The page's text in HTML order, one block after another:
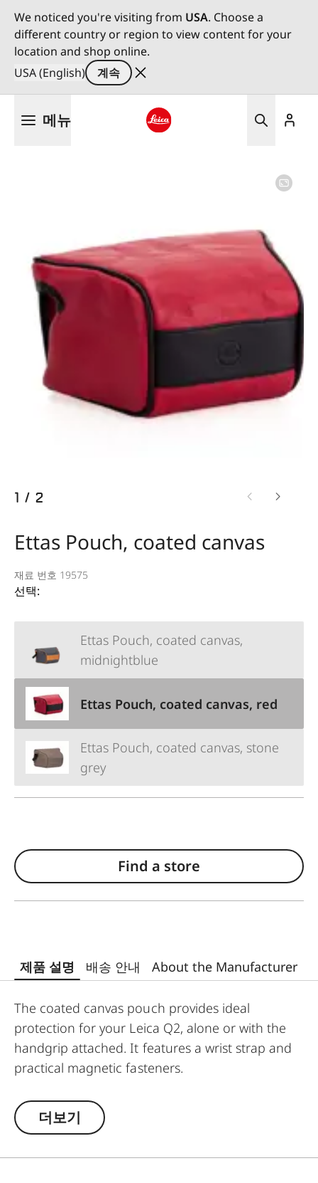
We noticed you're visiting from USA. Choose a
different country or region to view content for your
location and shop online.
USA (English)
계속
메뉴
1 / 2
Ettas Pouch, coated canvas
재료 번호 19575
선택:
Ettas Pouch, coated canvas,
midnightblue
Ettas Pouch, coated canvas, red
Ettas Pouch, coated canvas, stone
grey
Find a store
제품 설명 배송 안내 About the Manufacturer
The coated canvas pouch provides ideal
protection for your Leica Q2, alone or with the
handgrip attached. It features a wrist strap and
practical magnetic fasteners.
더보기